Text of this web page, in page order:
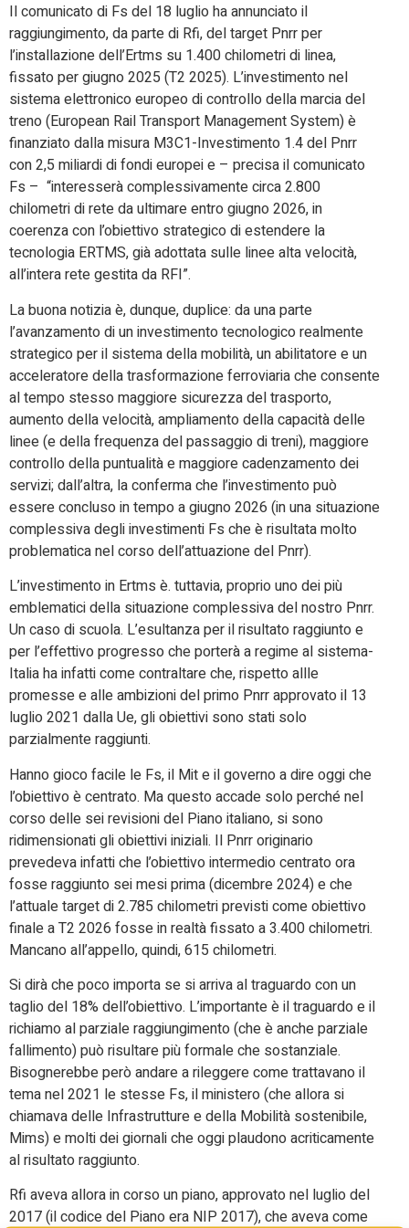
Il comunicato di Fs del 18 luglio ha annunciato il
raggiungimento, da parte di Rfi, del target Pnrr per
l’installazione dell’Ertms su 1.400 chilometri di linea,
fissato per giugno 2025 (T2 2025). L’investimento nel
sistema elettronico europeo di controllo della marcia del
treno (European Rail Transport Management System) è
finanziato dalla misura M3C1-Investimento 1.4 del Pnrr
con 2,5 miliardi di fondi europei e – precisa il comunicato
Fs – “interesserà complessivamente circa 2.800
chilometri di rete da ultimare entro giugno 2026, in
coerenza con l’obiettivo strategico di estendere la
tecnologia ERTMS, già adottata sulle linee alta velocità,
all’intera rete gestita da RFI”.
La buona notizia è, dunque, duplice: da una parte
l’avanzamento di un investimento tecnologico realmente
strategico per il sistema della mobilità, un abilitatore e un
acceleratore della trasformazione ferroviaria che consente
al tempo stesso maggiore sicurezza del trasporto,
aumento della velocità, ampliamento della capacità delle
linee (e della frequenza del passaggio di treni), maggiore
controllo della puntualità e maggiore cadenzamento dei
servizi; dall’altra, la conferma che l’investimento può
essere concluso in tempo a giugno 2026 (in una situazione
complessiva degli investimenti Fs che è risultata molto
problematica nel corso dell’attuazione del Pnrr).
L’investimento in Ertms è. tuttavia, proprio uno dei più
emblematici della situazione complessiva del nostro Pnrr.
Un caso di scuola. L’esultanza per il risultato raggiunto e
per l’effettivo progresso che porterà a regime al sistema-
Italia ha infatti come contraltare che, rispetto allle
promesse e alle ambizioni del primo Pnrr approvato il 13
luglio 2021 dalla Ue, gli obiettivi sono stati solo
parzialmente raggiunti.
Hanno gioco facile le Fs, il Mit e il governo a dire oggi che
l’obiettivo è centrato. Ma questo accade solo perché nel
corso delle sei revisioni del Piano italiano, si sono
ridimensionati gli obiettivi iniziali. Il Pnrr originario
prevedeva infatti che l’obiettivo intermedio centrato ora
fosse raggiunto sei mesi prima (dicembre 2024) e che
l’attuale target di 2.785 chilometri previsti come obiettivo
finale a T2 2026 fosse in realtà fissato a 3.400 chilometri.
Mancano all’appello, quindi, 615 chilometri.
Si dirà che poco importa se si arriva al traguardo con un
taglio del 18% dell’obiettivo. L’importante è il traguardo e il
richiamo al parziale raggiungimento (che è anche parziale
fallimento) può risultare più formale che sostanziale.
Bisognerebbe però andare a rileggere come trattavano il
tema nel 2021 le stesse Fs, il ministero (che allora si
chiamava delle Infrastrutture e della Mobilità sostenibile,
Mims) e molti dei giornali che oggi plaudono acriticamente
al risultato raggiunto.
Rfi aveva allora in corso un piano, approvato nel luglio del
2017 (il codice del Piano era NIP 2017), che aveva come